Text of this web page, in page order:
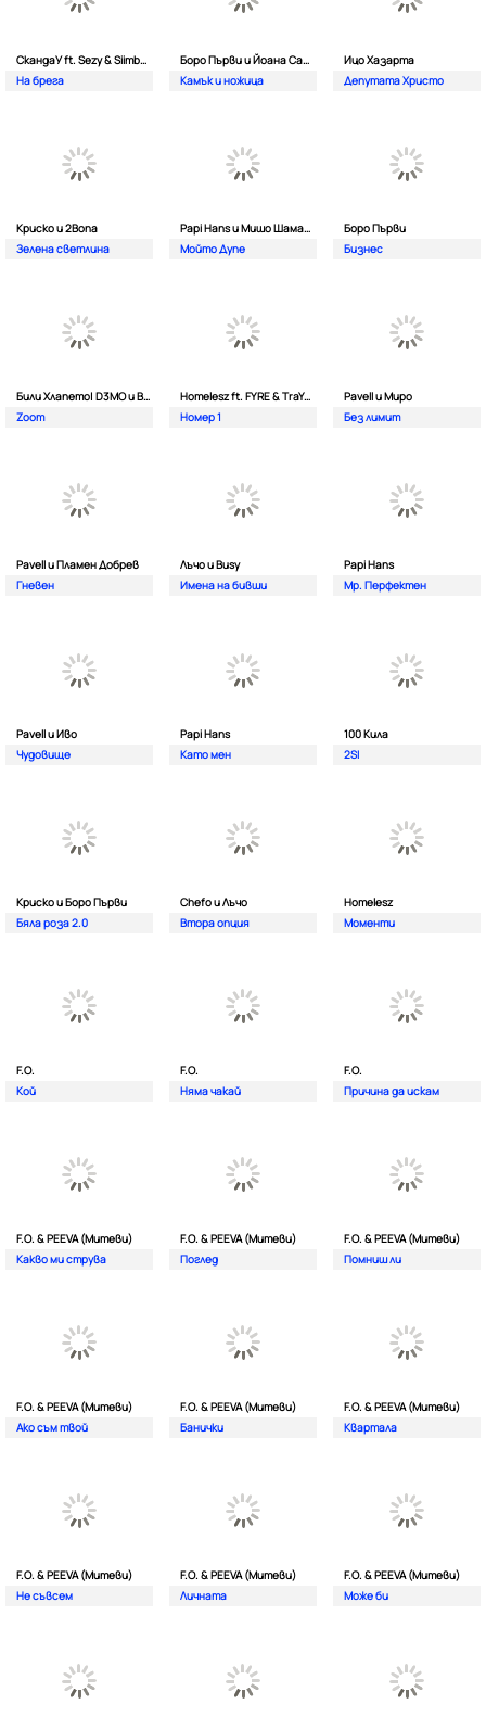
СкандаУ ft. Sezy & Siimbad
На брега
Боро Първи и Йоана Сашова
Камък и ножица
Ицо Хазарта
Депутата Христо
Криско и 2Bona
Зелена светлина
Papi Hans и Мишо Шамара
Мойто Дупе
Боро Първи
Бизнес
Били Хлапето| D3MO и BREVIS
Zoom
Homelesz ft. FYRE & TraYan
Номер 1
Pavell и Миро
Без лимит
Pavell и Пламен Добрев
Гневен
Лъчо и Busy
Имена на бивши
Papi Hans
Мр. Перфектен
Pavell и Иво
Чудовище
Papi Hans
Като мен
100 Кила
2SI
Криско и Боро Първи
Бяла роза 2.0
Chefo и Лъчо
Втора опция
Homelesz
Моменти
F.O.
Кой
F.O.
Няма чакай
F.O.
Причина да искам
F.O. & PEEVA (Митеви)
Какво ми струва
F.O. & PEEVA (Митеви)
Поглед
F.O. & PEEVA (Митеви)
Помниш ли
F.O. & PEEVA (Митеви)
Ако съм твой
F.O. & PEEVA (Митеви)
Банички
F.O. & PEEVA (Митеви)
Квартала
F.O. & PEEVA (Митеви)
Не съвсем
F.O. & PEEVA (Митеви)
Личната
F.O. & PEEVA (Митеви)
Мoже би